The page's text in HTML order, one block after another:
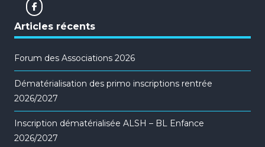
Articles récents
Forum des Associations 2026
Dématérialisation des primo inscriptions rentrée
2026/2027
Inscription dématérialisée ALSH – BL Enfance
2026/2027